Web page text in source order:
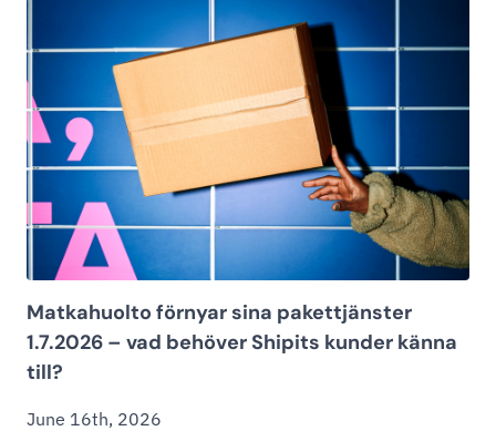
Matkahuolto förnyar sina pakettjänster
1.7.2026 – vad behöver Shipits kunder känna
till?
June 16th, 2026